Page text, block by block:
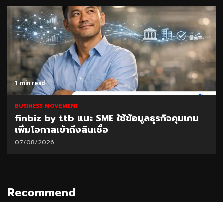
1 min read
BUSINESS MOVEMENT
finbiz by ttb แนะ SME ใช้ข้อมูลธุรกิจคุมเกม
เพิ่มโอกาสเข้าถึงสินเชื่อ
07/08/2026
Recommend